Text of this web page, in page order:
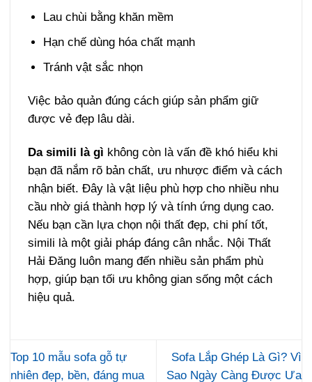
Lau chùi bằng khăn mềm
Hạn chế dùng hóa chất mạnh
Tránh vật sắc nhọn
Việc bảo quản đúng cách giúp sản phẩm giữ
được vẻ đẹp lâu dài.
Da simili là gì không còn là vấn đề khó hiểu khi
bạn đã nắm rõ bản chất, ưu nhược điểm và cách
nhận biết. Đây là vật liệu phù hợp cho nhiều nhu
cầu nhờ giá thành hợp lý và tính ứng dụng cao.
Nếu bạn cần lựa chọn nội thất đẹp, chi phí tốt,
simili là một giải pháp đáng cân nhắc. Nội Thất
Hải Đăng luôn mang đến nhiều sản phẩm phù
hợp, giúp bạn tối ưu không gian sống một cách
hiệu quả.
Top 10 mẫu sofa gỗ tự
nhiên đẹp, bền, đáng mua
Sofa Lắp Ghép Là Gì? Vì
Sao Ngày Càng Được Ưa